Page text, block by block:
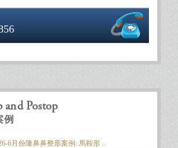
and Postop
例
6月份隆鼻鼻整形案例: 馬鞍形 ..